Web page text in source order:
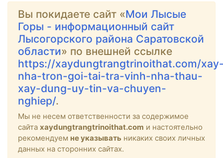
Вы покидаете сайт «Мои Лысые
Горы - информационный сайт
Лысогорского района Саратовской
области» по внешней ссылке
https://xaydungtrangtrinoithat.com/
nha-tron-goi-tai-tra-vinh-nha-thau-
xay-dung-uy-tin-va-chuyen-
nghiep/.
Мы не несем ответственности за содержимое
сайта xaydungtrangtrinoithat.com и настоятельно
рекомендуем не указывать никаких своих личных
данных на сторонних сайтах.